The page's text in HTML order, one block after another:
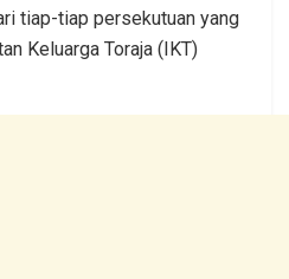
tiap-tiap persekutuan yang
Keluarga Toraja (IKT)